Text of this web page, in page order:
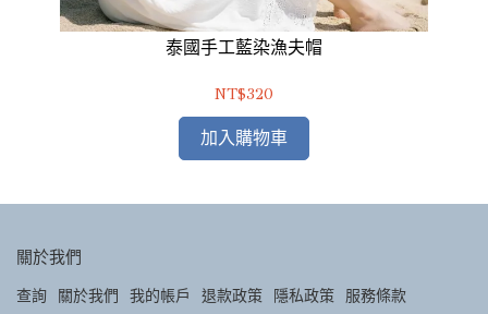
泰國手工藍染漁夫帽
NT$320
加入購物車
關於我們
查詢 關於我們 我的帳戶 退款政策 隱私政策 服務條款